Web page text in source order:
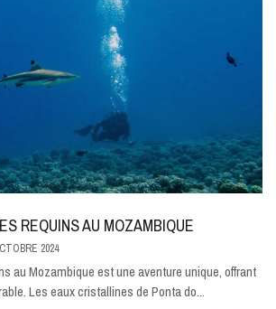
REQUINS AU MOZAMBIQUE
2024
au Mozambique est une aventure unique, offrant
Les eaux cristallines de Ponta do...